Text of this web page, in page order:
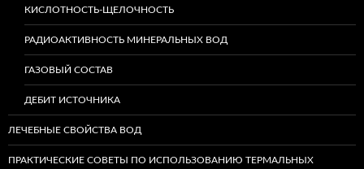
КИСЛОТНОСТЬ-ЩЕЛОЧНОСТЬ
РАДИОАКТИВНОСТЬ МИНЕРАЛЬНЫХ ВОД
ГАЗОВЫЙ СОСТАВ
ДЕБИТ ИСТОЧНИКА
ЛЕЧЕБНЫЕ СВОЙСТВА ВОД
ПРАКТИЧЕСКИЕ СОВЕТЫ ПО ИСПОЛЬЗОВАНИЮ ТЕРМАЛЬНЫХ